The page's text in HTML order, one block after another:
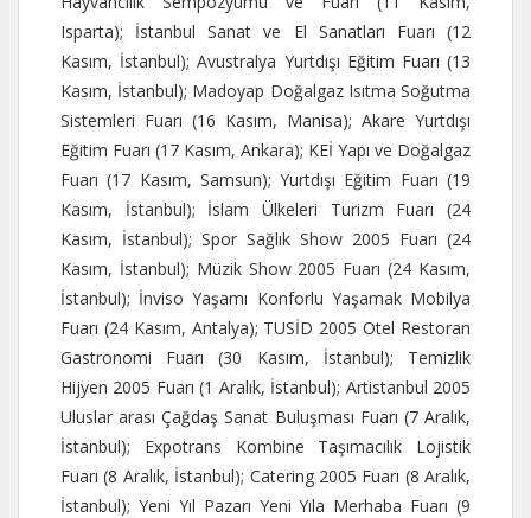
Isparta); İstanbul Sanat ve El Sanatları Fuarı (12
Kasım, İstanbul); Avustralya Yurtdışı Eğitim Fuarı (13
Kasım, İstanbul); Madoyap Doğalgaz Isıtma Soğutma
Sistemleri Fuarı (16 Kasım, Manisa); Akare Yurtdışı
Eğitim Fuarı (17 Kasım, Ankara); KEİ Yapı ve Doğalgaz
Fuarı (17 Kasım, Samsun); Yurtdışı Eğitim Fuarı (19
Kasım, İstanbul); İslam Ülkeleri Turizm Fuarı (24
Kasım, İstanbul); Spor Sağlık Show 2005 Fuarı (24
Kasım, İstanbul); Müzik Show 2005 Fuarı (24 Kasım,
İstanbul); İnviso Yaşamı Konforlu Yaşamak Mobilya
Fuarı (24 Kasım, Antalya); TUSİD 2005 Otel Restoran
Gastronomi Fuarı (30 Kasım, İstanbul); Temizlik
Hijyen 2005 Fuarı (1 Aralık, İstanbul); Artistanbul 2005
Uluslar arası Çağdaş Sanat Buluşması Fuarı (7 Aralık,
İstanbul); Expotrans Kombine Taşımacılık Lojistik
Fuarı (8 Aralık, İstanbul); Catering 2005 Fuarı (8 Aralık,
İstanbul); Yeni Yıl Pazarı Yeni Yıla Merhaba Fuarı (9